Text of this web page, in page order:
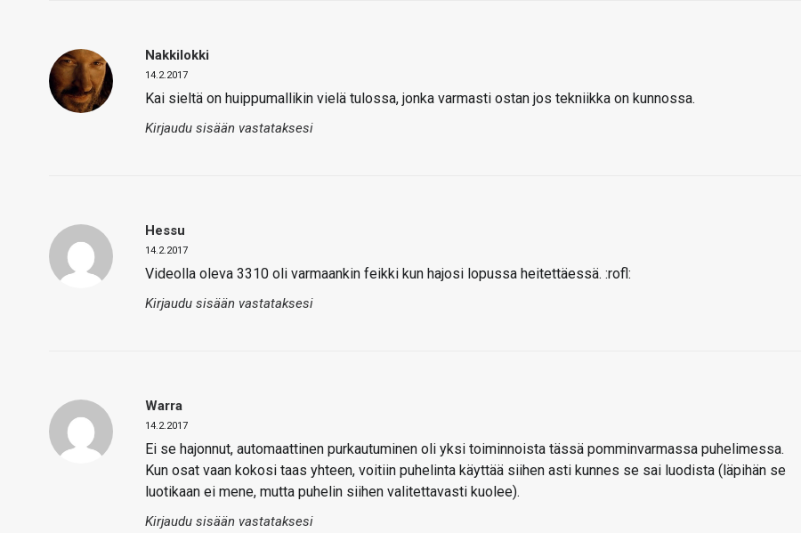
Nakkilokki
14.2.2017
Kai sieltä on huippumallikin vielä tulossa, jonka varmasti ostan jos tekniikka on kunnossa.
Kirjaudu sisään vastataksesi
Hessu
14.2.2017
Videolla oleva 3310 oli varmaankin feikki kun hajosi lopussa heitettäessä. :rofl:
Kirjaudu sisään vastataksesi
Warra
14.2.2017
Ei se hajonnut, automaattinen purkautuminen oli yksi toiminnoista tässä pomminvarmassa puhelimessa.
Kun osat vaan kokosi taas yhteen, voitiin puhelinta käyttää siihen asti kunnes se sai luodista (läpihän se
luotikaan ei mene, mutta puhelin siihen valitettavasti kuolee).
Kirjaudu sisään vastataksesi